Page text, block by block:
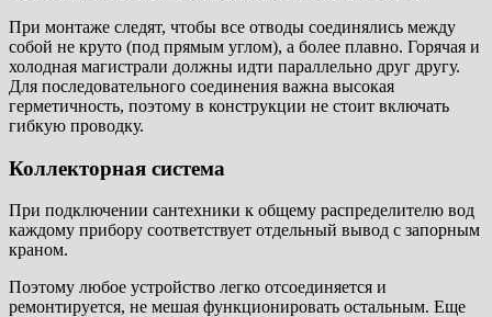
При монтаже следят, чтобы все отводы соединялись между
собой не круто (под прямым углом), а более плавно. Горячая и
холодная магистрали должны идти параллельно друг другу.
Для последовательного соединения важна высокая
герметичность, поэтому в конструкции не стоит включать
гибкую проводку.
Коллекторная система
При подключении сантехники к общему распределителю вод
каждому прибору соответствует отдельный вывод с запорным
краном.
Поэтому любое устройство легко отсоединяется и
ремонтируется, не мешая функционировать остальным. Еще